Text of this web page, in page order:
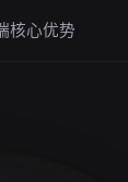
核心优势